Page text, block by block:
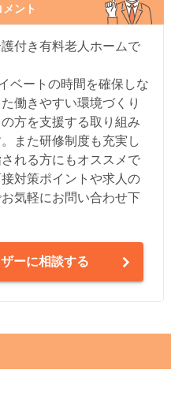
ント
付き有料老人ホームで
ベートの時間を確保しな
働きやすい環境づくり
方を支援する取り組み
また研修制度も充実し
れる方にもオススメで
対策ポイントや求人の
気軽にお問い合わせ下
ーに相談する